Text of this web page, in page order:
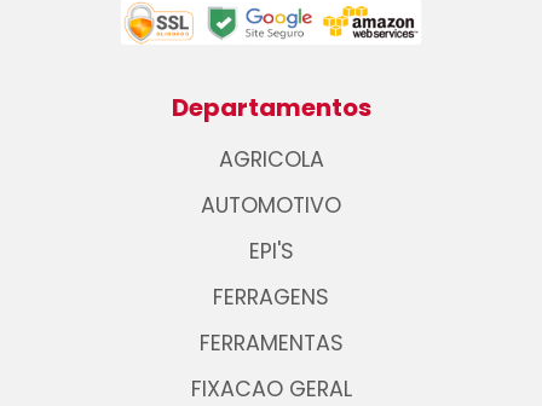
Departamentos
AGRICOLA
AUTOMOTIVO
EPI'S
FERRAGENS
FERRAMENTAS
FIXACAO GERAL